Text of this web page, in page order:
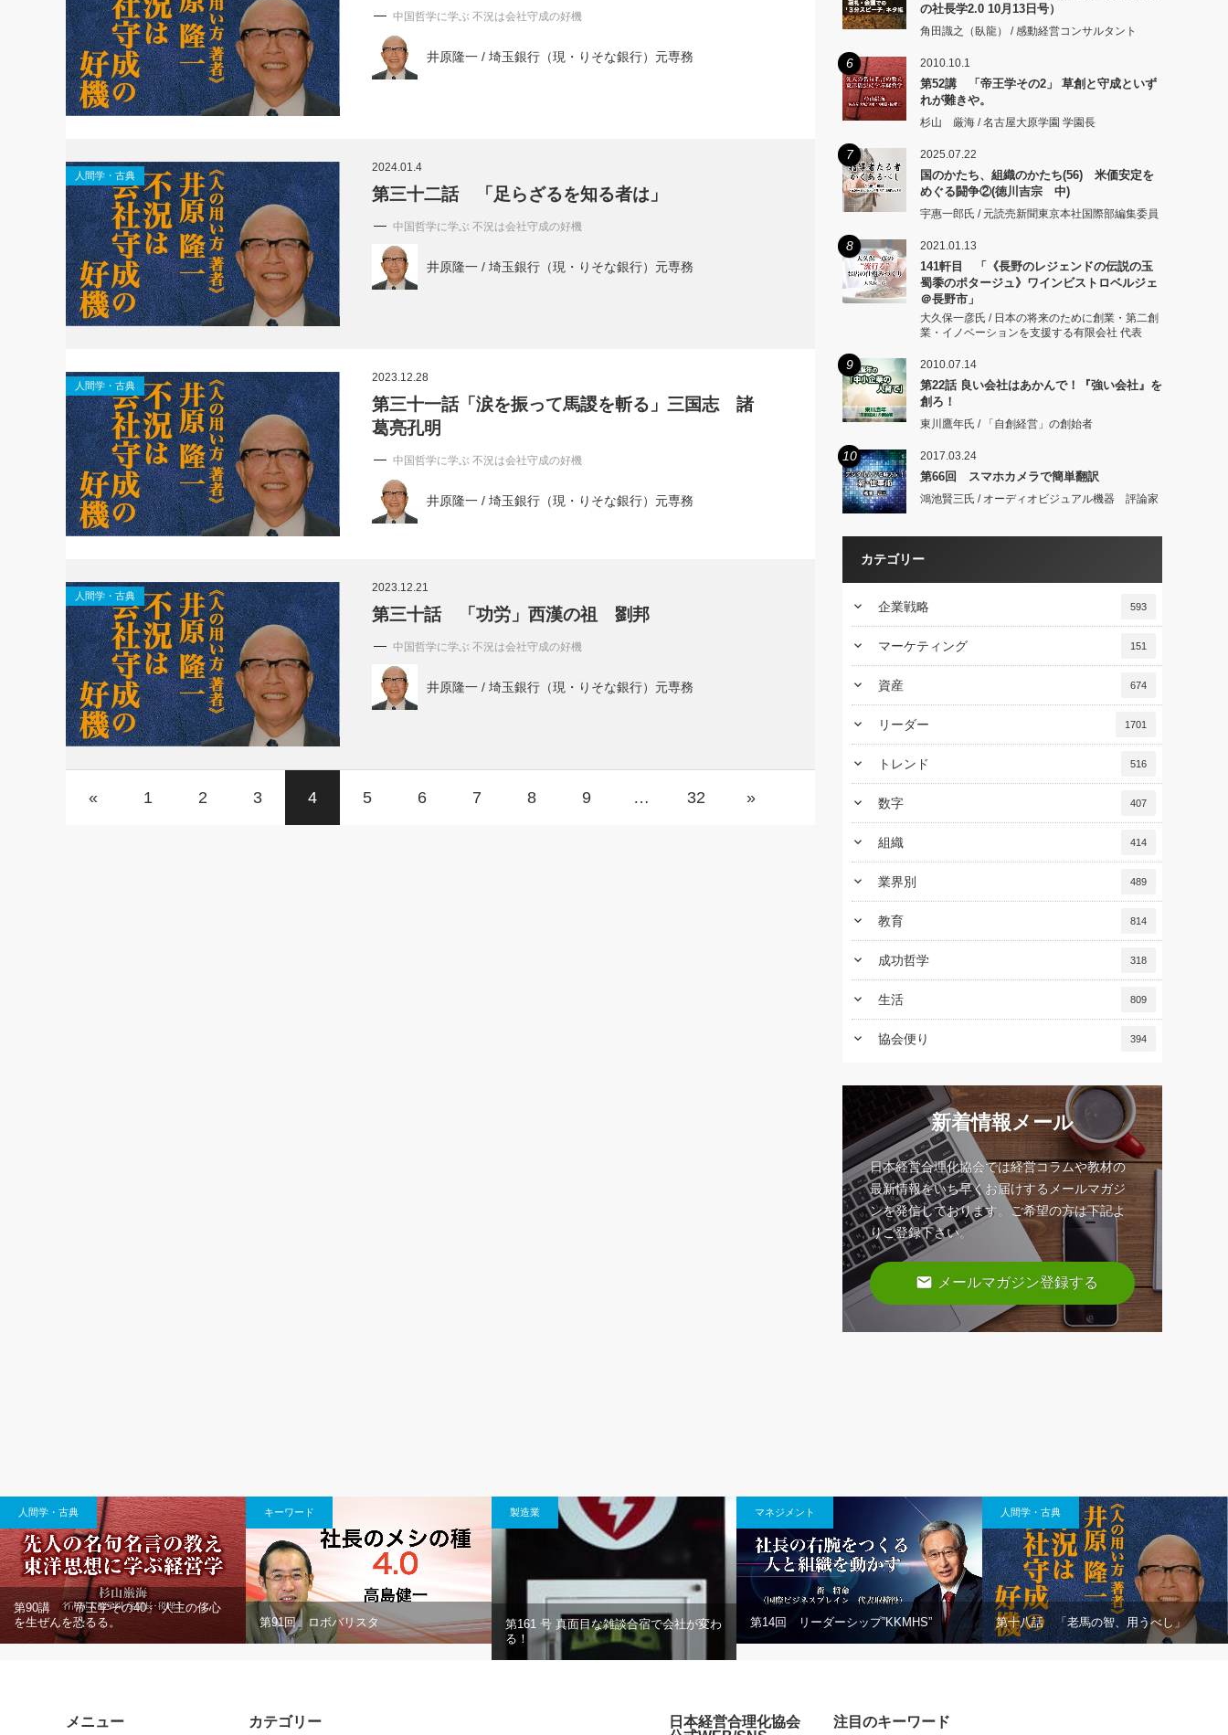
中国哲学に学ぶ 不況は会社守成の好機
井原隆一 / 埼玉銀行（現・りそな銀行）元専務
人間学・古典
2024.01.4
第三十二話 「足らざるを知る者は」
中国哲学に学ぶ 不況は会社守成の好機
井原隆一 / 埼玉銀行（現・りそな銀行）元専務
人間学・古典
2023.12.28
第三十一話「涙を振って馬謖を斬る」三国志 諸
葛亮孔明
中国哲学に学ぶ 不況は会社守成の好機
井原隆一 / 埼玉銀行（現・りそな銀行）元専務
人間学・古典
2023.12.21
第三十話 「功労」西漢の祖 劉邦
中国哲学に学ぶ 不況は会社守成の好機
井原隆一 / 埼玉銀行（現・りそな銀行）元専務
« 1 2 3 4 5 6 7 8 9 … 32 »
の社長学2.0 10月13日号）
角田識之（臥龍） / 感動経営コンサルタント
6 2010.10.1
第52講 「帝王学その2」 草創と守成といず
れが難きや。
杉山 厳海 / 名古屋大原学園 学園長
7 2025.07.22
国のかたち、組織のかたち(56) 米価安定を
めぐる闘争②(徳川吉宗 中)
宇惠一郎氏 / 元読売新聞東京本社国際部編集委員
8 2021.01.13
141軒目 「《長野のレジェンドの伝説の玉
蜀黍のポタージュ》ワインビストロベルジェ
＠長野市」
大久保一彦氏 / 日本の将来のために創業・第二創
業・イノベーションを支援する有限会社 代表
9 2010.07.14
第22話 良い会社はあかんで！『強い会社』を
創ろ！
東川鷹年氏 / 「自創経営」の創始者
10 2017.03.24
第66回 スマホカメラで簡単翻訳
鴻池賢三氏 / オーディオビジュアル機器 評論家
カテゴリー
keyboard_arrow_down 企業戦略 593
keyboard_arrow_down マーケティング 151
keyboard_arrow_down 資産 674
keyboard_arrow_down リーダー 1701
keyboard_arrow_down トレンド 516
keyboard_arrow_down 数字 407
keyboard_arrow_down 組織 414
keyboard_arrow_down 業界別 489
keyboard_arrow_down 教育 814
keyboard_arrow_down 成功哲学 318
keyboard_arrow_down 生活 809
keyboard_arrow_down 協会便り 394
新着情報メール
日本経営合理化協会では経営コラムや教材の
最新情報をいち早くお届けするメールマガジ
ンを発信しております。ご希望の方は下記よ
りご登録下さい。
email メールマガジン登録する
人間学・古典
第90講 「帝王学その40」 人主の侈心
を生ぜんを恐るる。
キーワード
第91回 ロボバリスタ
製造業
第161 号 真面目な雑談合宿で会社が変わ
る！
マネジメント
第14回 リーダーシップ”KKMHS”
人間学・古典
第十八話 「老馬の智、用うべし」
注目のキーワード
日本経営合理化協会
メニュー カテゴリー